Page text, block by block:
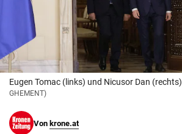
© Krone Multimedia GmbH & Co KG 2026
Muthgasse 2, 1190 Wien
Eugen Tomac (links) und Nicusor Dan (rechts)
GHEMENT)
Von krone.at